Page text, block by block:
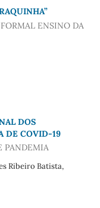
ENSINO DA
DOS
DE COVID-19
PANDEMIA
Ribeiro Batista,